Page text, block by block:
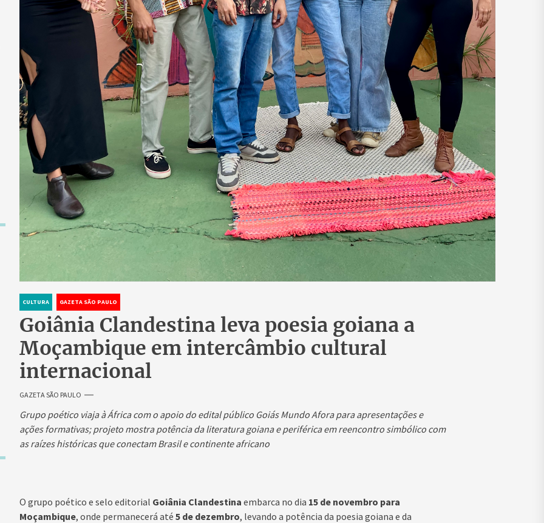
CULTURA GAZETA SÃO PAULO
Goiânia Clandestina leva poesia goiana a
Moçambique em intercâmbio cultural
internacional
GAZETA SÃO PAULO
Grupo poético viaja à África com o apoio do edital público Goiás Mundo Afora para apresentações e
ações formativas; projeto mostra potência da literatura goiana e periférica em reencontro simbólico com
as raízes históricas que conectam Brasil e continente africano
O grupo poético e selo editorial Goiânia Clandestina embarca no dia 15 de novembro para
Moçambique, onde permanecerá até 5 de dezembro, levando a potência da poesia goiana e da